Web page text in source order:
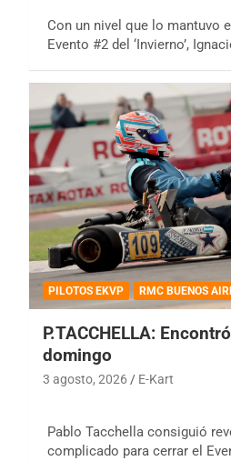
Con un nivel que lo mantuvo
Evento #2 del ‘Invierno’,
PILOTOS EKVP RMC BUENOS
P.TACCHELLA:
domingo
3 agosto, 2026 E-Kart
Pablo Tacchella consiguió
complicado para cerrar el